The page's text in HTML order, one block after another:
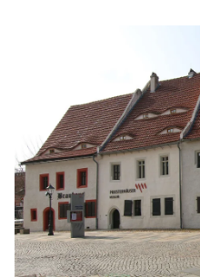
notwendig
(funktionale
Cookies),
sowie
solche,
die
lediglich
zu